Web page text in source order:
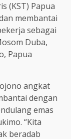
(KST) Papua
membantai
sebagai
Duba,
Papua
angkat
dengan
emas
“Kita
beradab